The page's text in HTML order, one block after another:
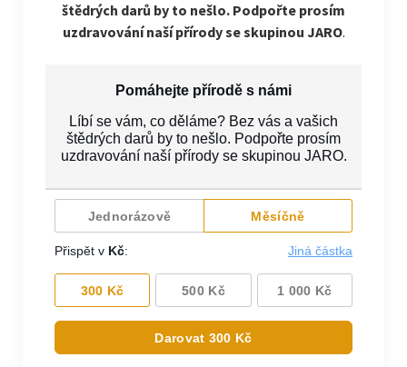
štědrých darů by to nešlo. Podpořte prosím
uzdravování naší přírody se skupinou JARO.